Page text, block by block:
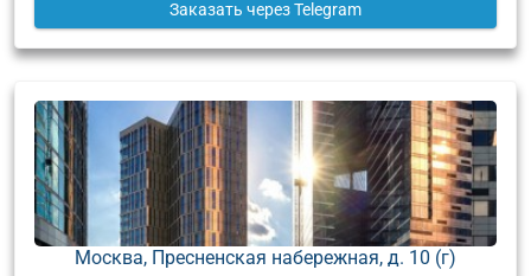
Заказать через Telegram
Москва, Пресненская набережная, д. 10 (г)